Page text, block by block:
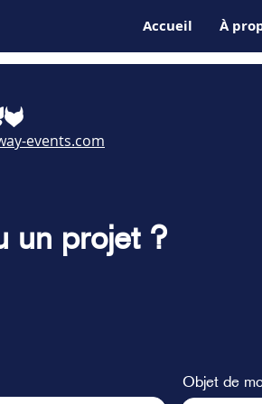
Accueil À
events.com
un projet ?
Objet de